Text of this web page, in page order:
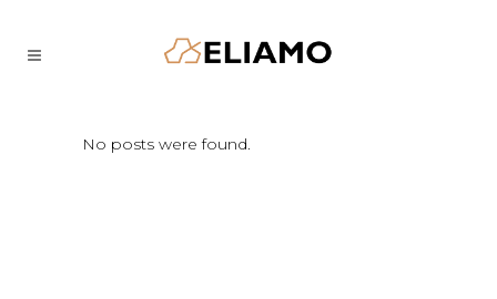
No posts were found.